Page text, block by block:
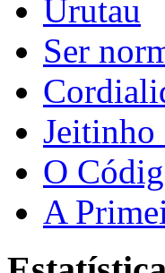
Urutau
Ser
Jeitinho
O
A